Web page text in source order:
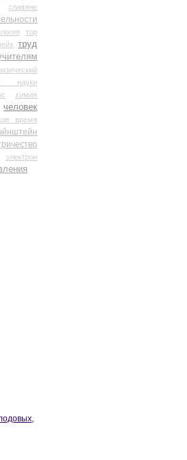
славяне
тор
труд
науки
химия
человек
время
электрон